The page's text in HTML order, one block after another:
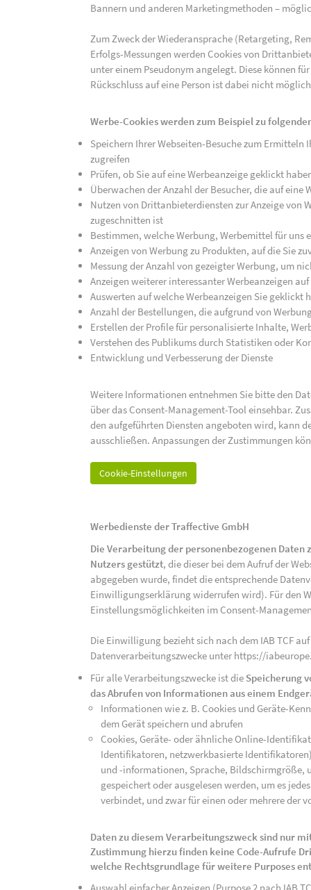
Bannern und anderen Marketingmethoden –
Zum Zweck der Wiederansprache (Retargeting,
Erfolgs-Messungen werden Cookies von
unter einem Pseudonym angelegt. Diese können
Rückschluss auf eine Person ist dabei nicht
Werbe-Cookies werden zum Beispiel zu
Speichern Ihrer Webseiten-Besuche zum
zugreifen
Prüfen, ob Sie auf eine Werbeanzeige geklickt
Überwachen der Anzahl der Besucher, die auf
Nutzen von Drittanbieterdiensten zur Anzeige von
zugeschnitten ist
Bestimmen, welche Werbung, Werbemittel für uns
Anzeigen von Werbung zu Produkten, auf die Sie
Messung der Anzahl von gezeigter Werbung, um
Anzeigen weiterer interessanter Werbeanzeigen
Auswerten auf welche Werbeanzeigen Sie geklickt
Anzahl der Bestellungen, die aufgrund von
Erstellen der Profile für personalisierte Inhalte,
Verstehen des Publikums durch Statistiken oder
Entwicklung und Verbesserung der Dienste
Weitere Informationen entnehmen Sie bitte den
über das Consent-Management-Tool einsehbar.
den aufgeführten Diensten angeboten wird, kann
ausschließen. Anpassungen der Zustimmungen
Cookie-Einstellungen
Werbedienste der Traffective GmbH
Die Verarbeitung der personenbezogenen
Nutzers gestützt, die dieser bei dem Aufruf der
abgegeben wurde, findet die entsprechende
Einwilligungserklärung widerrufen wird). Für den
Einstellungsmöglichkeiten im Consent-
Die Einwilligung bezieht sich nach dem IAB TCF
Datenverarbeitungszwecke unter https://
Für alle Verarbeitungszwecke ist die Speicherung
das Abrufen von Informationen aus einem
Informationen wie z. B. Cookies und Geräte-
dem Gerät speichern und abrufen
Cookies, Geräte- oder ähnliche Online-
Identifikatoren, netzwerkbasierte
und -informationen, Sprache, Bildschirmgröße,
gespeichert oder ausgelesen werden, um es
verbindet, und zwar für einen oder mehrere der
Daten zu diesem Verarbeitungszweck sind nur
Zustimmung hierzu finden keine Code-Aufrufe
welche Rechtsgrundlage für weitere Purposes